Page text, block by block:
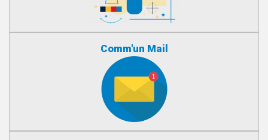
Comm'un Mail